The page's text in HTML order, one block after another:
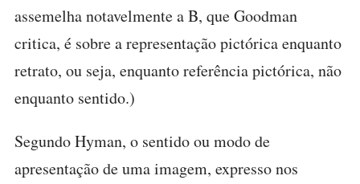
assemelha notavelmente a B, que Goodman
critica, é sobre a representação pictórica enquanto
retrato, ou seja, enquanto referência pictórica, não
enquanto sentido.)
Segundo Hyman, o sentido ou modo de
apresentação de uma imagem, expresso nos